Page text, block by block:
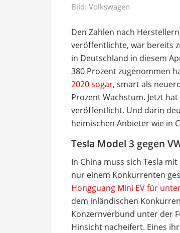
Bild: Volkswagen
Den Zahlen nach
veröffentlichte, war bereits
in Deutschland in diesem
380 Prozent zugenommen
2020 sogar, smart als
Prozent Wachstum. Jetzt
veröffentlicht. Und darin
heimischen Anbieter wie in
Tesla Model 3 gegen
In China muss sich Tesla
nur einem Konkurrenten
Hongguang Mini EV für
dem inländischen
Konzernverbund unter der
Hinsicht nacheifert. Eines